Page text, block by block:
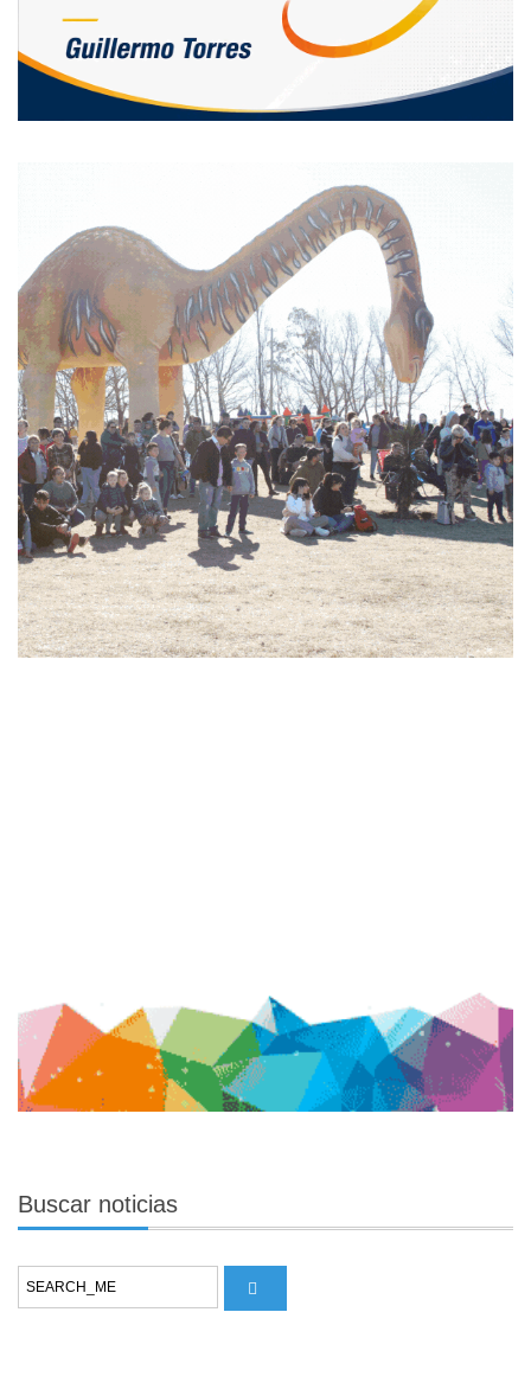
Buscar noticias